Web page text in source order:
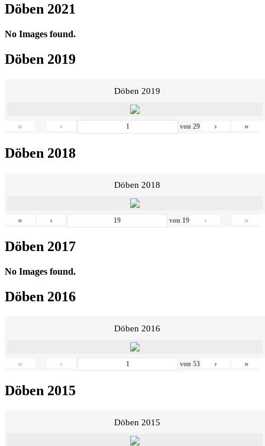
Döben 2021
No Images found.
Döben 2019
Döben 2019
« ‹ von 29 › »
Döben 2018
Döben 2018
« ‹ von 19 › »
Döben 2017
No Images found.
Döben 2016
Döben 2016
« ‹ von 53 › »
Döben 2015
Döben 2015